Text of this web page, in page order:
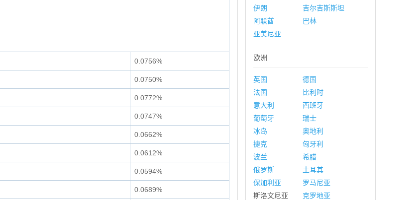
0.0756%
0.0750%
0.0772%
0.0747%
0.0662%
0.0612%
0.0594%
0.0689%
伊朗
吉尔吉斯斯坦
阿联酋
巴林
亚美尼亚
欧洲
英国
德国
法国
比利时
意大利
西班牙
葡萄牙
瑞士
冰岛
奥地利
捷克
匈牙利
波兰
希腊
俄罗斯
土耳其
保加利亚
罗马尼亚
斯洛文尼亚
克罗地亚